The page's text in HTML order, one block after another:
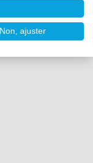
Non, ajuster